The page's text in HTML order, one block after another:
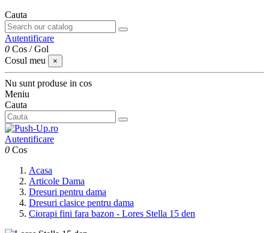
Cauta
Autentificare
0 Cos /Gol
Cosul meu
×
Nu sunt produse in cos
Meniu
Cauta
Autentificare
0 Cos
Acasa
Articole Dama
Dresuri pentru dama
Dresuri clasice pentru dama
Ciorapi fini fara bazon - Lores Stella 15 den